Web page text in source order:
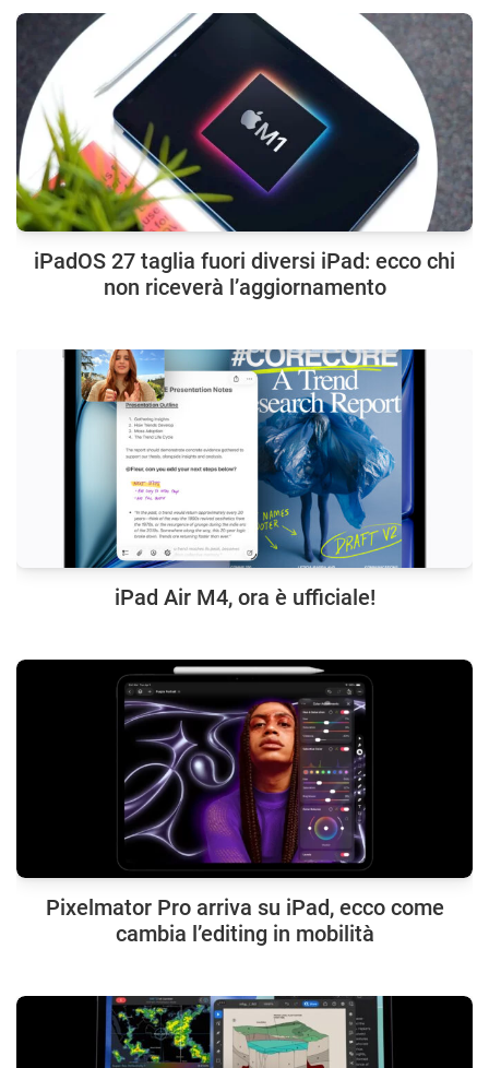
iPadOS 27 taglia fuori diversi iPad: ecco chi
non riceverà l’aggiornamento
iPad Air M4, ora è ufficiale!
Pixelmator Pro arriva su iPad, ecco come
cambia l’editing in mobilità